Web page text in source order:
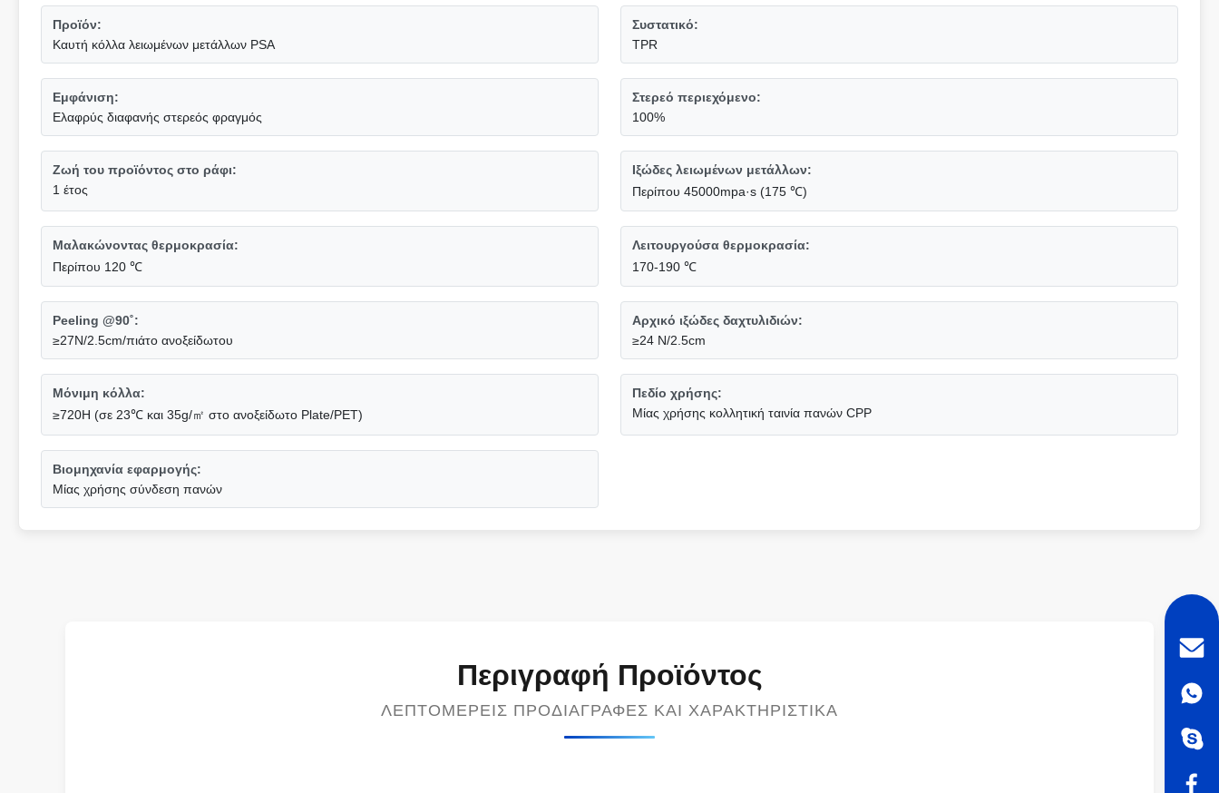
Προϊόν:
Καυτή κόλλα λειωμένων μετάλλων PSA
Συστατικό:
TPR
Εμφάνιση:
Ελαφρύς διαφανής στερεός φραγμός
Στερεό περιεχόμενο:
100%
Ζωή του προϊόντος στο ράφι:
1 έτος
Ιξώδες λειωμένων μετάλλων:
Περίπου 45000mpa·s (175 ℃)
Μαλακώνοντας θερμοκρασία:
Περίπου 120 ℃
Λειτουργούσα θερμοκρασία:
170-190 ℃
Peeling @90˚:
≥27N/2.5cm/πιάτο ανοξείδωτου
Αρχικό ιξώδες δαχτυλιδιών:
≥24 N/2.5cm
Μόνιμη κόλλα:
≥720H (σε 23℃ και 35g/㎡ στο ανοξείδωτο Plate/PET)
Πεδίο χρήσης:
Μίας χρήσης κολλητική ταινία πανών CPP
Βιομηχανία εφαρμογής:
Μίας χρήσης σύνδεση πανών
Περιγραφή Προϊόντος
ΛΕΠΤΟΜΕΡΕΊΣ ΠΡΟΔΙΑΓΡΑΦΈΣ ΚΑΙ ΧΑΡΑΚΤΗΡΙΣΤΙΚΆ